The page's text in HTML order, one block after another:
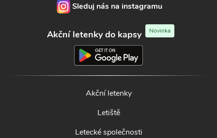
Sleduj nás na instagramu
Akční letenky do kapsy Novinka
Akční letenky
Letiště
Letecké společnosti